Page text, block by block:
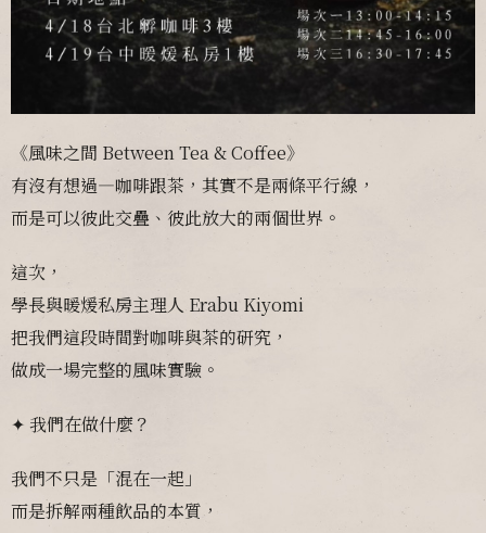
《風味之間 Between Tea & Coffee》
有沒有想過—咖啡跟茶，其實不是兩條平行線，
而是可以彼此交疊、彼此放大的兩個世界。
這次，
學長與暖煖私房主理人 Erabu Kiyomi
把我們這段時間對咖啡與茶的研究，
做成一場完整的風味實驗。
✦ 我們在做什麼？
我們不只是「混在一起」
而是拆解兩種飲品的本質，